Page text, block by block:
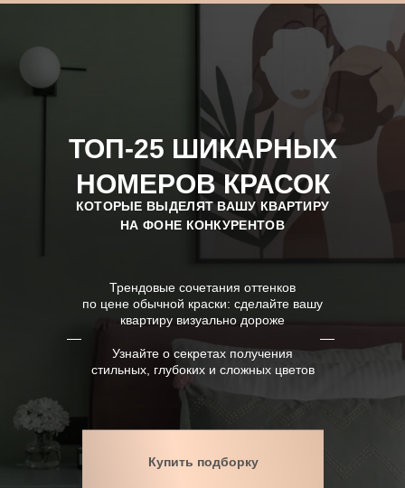
Купить подборку
Узнайте о секретах получения
стильных, глубоких и сложных цветов
Трендовые сочетания оттенков
по цене обычной краски: сделайте вашу
квартиру визуально дороже
ТОП-25 ШИКАРНЫХ
НОМЕРОВ КРАСОК
КОТОРЫЕ ВЫДЕЛЯТ ВАШУ КВАРТИРУ
НА ФОНЕ КОНКУРЕНТОВ